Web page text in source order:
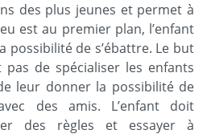
des plus jeunes et permet à
est au premier plan, l’enfant
possibilité de s’ébattre. Le but
pas de spécialiser les enfants
leur donner la possibilité de
des amis. L’enfant doit
des règles et essayer à